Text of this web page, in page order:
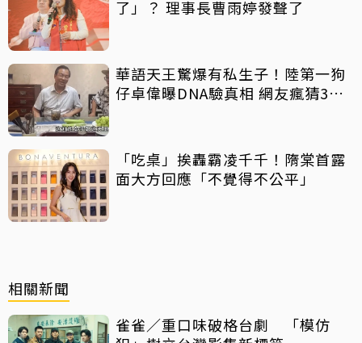
了」？ 理事長曹雨婷發聲了
華語天王驚爆有私生子！陸第一狗
仔卓偉曝DNA驗真相 網友瘋猜3字
「吃桌」挨轟霸凌千千！隋棠首露
面大方回應「不覺得不公平」
相關新聞
雀雀／重口味破格台劇 「模仿